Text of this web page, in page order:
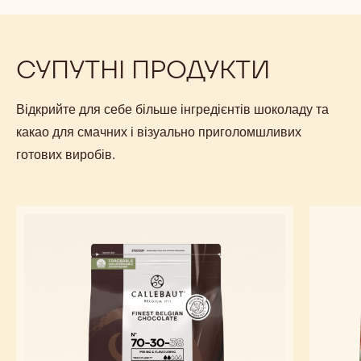
СУПУТНІ ПРОДУКТИ
Відкрийте для себе більше інгредієнтів шоколаду та
какао для смачних і візуально приголомшливих
готових виробів.